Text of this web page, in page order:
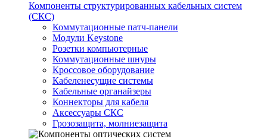
Компоненты структурированных кабельных систем
(СКС)
Коммутационные патч-панели
Модули Keystone
Розетки компьютерные
Коммутационные шнуры
Кроссовое оборудование
Кабеленесущие системы
Кабельные органайзеры
Коннекторы для кабеля
Аксессуары СКС
Грозозащита, молниезащита